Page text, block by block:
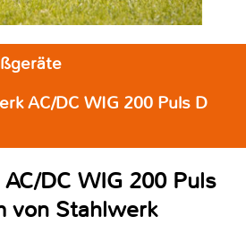
AC/DC WIG 200 Puls D
DC WIG 200 Puls
von Stahlwerk